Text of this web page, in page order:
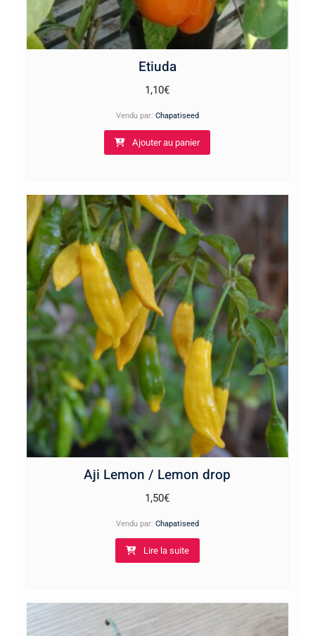
Etiuda
1,10€
Vendu par: Chapatiseed
Ajouter au panier
Aji Lemon / Lemon drop
1,50€
Vendu par: Chapatiseed
Lire la suite